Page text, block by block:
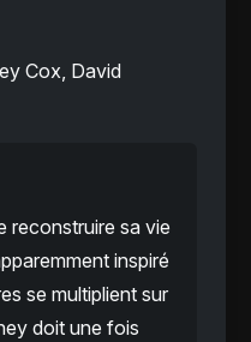
Cox, David
reconstruire sa vie
inspiré
se multiplient sur
doit une fois